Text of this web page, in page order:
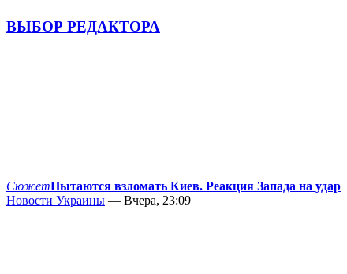
ВЫБОР РЕДАКТОРА
СюжетПытаются взломать Киев. Реакция Запада на удар
Новости Украины — Вчера, 23:09